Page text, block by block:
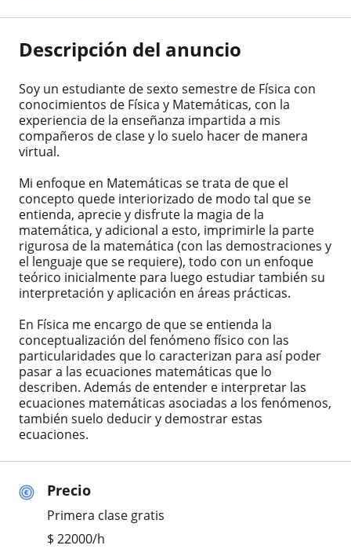
Precio
Primera clase gratis
$ 22000/h
Descripción del anuncio
Soy un estudiante de sexto semestre de Física con
conocimientos de Física y Matemáticas, con la
experiencia de la enseñanza impartida a mis
compañeros de clase y lo suelo hacer de manera
virtual.
Mi enfoque en Matemáticas se trata de que el
concepto quede interiorizado de modo tal que se
entienda, aprecie y disfrute la magia de la
matemática, y adicional a esto, imprimirle la parte
rigurosa de la matemática (con las demostraciones y
el lenguaje que se requiere), todo con un enfoque
teórico inicialmente para luego estudiar también su
interpretación y aplicación en áreas prácticas.
En Física me encargo de que se entienda la
conceptualización del fenómeno físico con las
particularidades que lo caracterizan para así poder
pasar a las ecuaciones matemáticas que lo
describen. Además de entender e interpretar las
ecuaciones matemáticas asociadas a los fenómenos,
también suelo deducir y demostrar estas
ecuaciones.